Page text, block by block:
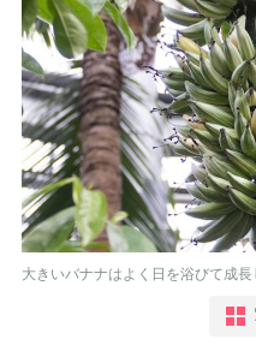
大きいバナナはよく日を浴びて成長